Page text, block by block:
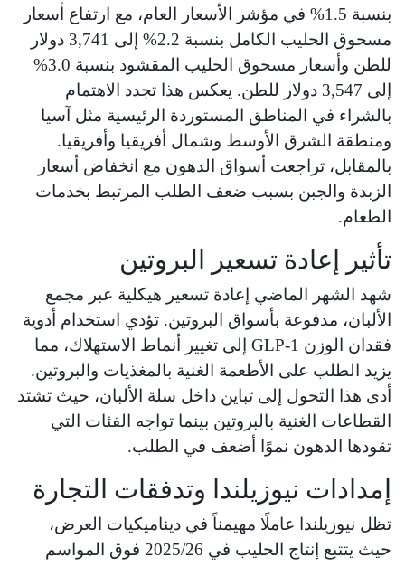
بنسبة 1.5% في مؤشر الأسعار العام، مع ارتفاع أسعار
مسحوق الحليب الكامل بنسبة 2.2% إلى 3,741 دولار
للطن وأسعار مسحوق الحليب المقشود بنسبة 3.0%
إلى 3,547 دولار للطن. يعكس هذا تجدد الاهتمام
بالشراء في المناطق المستوردة الرئيسية مثل آسيا
ومنطقة الشرق الأوسط وشمال أفريقيا وأفريقيا.
بالمقابل، تراجعت أسواق الدهون مع انخفاض أسعار
الزبدة والجبن بسبب ضعف الطلب المرتبط بخدمات
الطعام.
تأثير إعادة تسعير البروتين
شهد الشهر الماضي إعادة تسعير هيكلية عبر مجمع
الألبان، مدفوعة بأسواق البروتين. تؤدي استخدام أدوية
فقدان الوزن GLP‑1 إلى تغيير أنماط الاستهلاك، مما
يزيد الطلب على الأطعمة الغنية بالمغذيات والبروتين.
أدى هذا التحول إلى تباين داخل سلة الألبان، حيث تشتد
القطاعات الغنية بالبروتين بينما تواجه الفئات التي
تقودها الدهون نموًا أضعف في الطلب.
إمدادات نيوزيلندا وتدفقات التجارة
تظل نيوزيلندا عاملًا مهيمناً في ديناميكيات العرض،
حيث يتتبع إنتاج الحليب في 2025/26 فوق المواسم